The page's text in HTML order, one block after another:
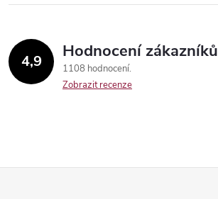
4,9 Hodnocení zákazníků
1108 hodnocení
Zobrazit recenze